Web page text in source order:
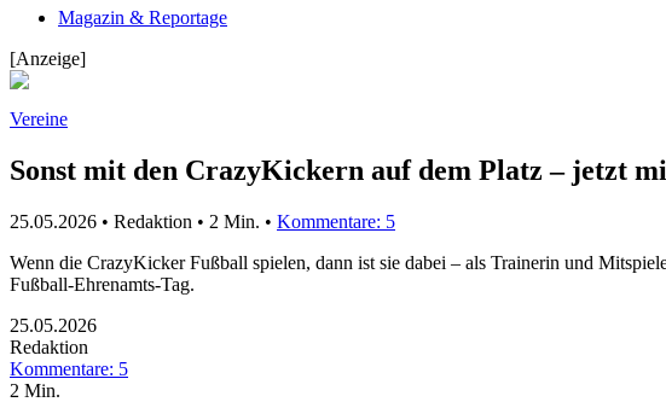
Magazin & Reportage
[Anzeige]
Vereine
Sonst mit den CrazyKickern auf dem Platz – jetzt
25.05.2026 • Redaktion • 2 Min. • Kommentare: 5
Wenn die CrazyKicker Fußball spielen, dann ist sie dabei – als Trainerin und
Fußball-Ehrenamts-Tag.
25.05.2026
Redaktion
Kommentare: 5
2 Min.